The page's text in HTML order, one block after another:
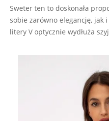
Sweter ten to doskonała
sobie zarówno elegancję, jak
litery V optycznie wydłuża